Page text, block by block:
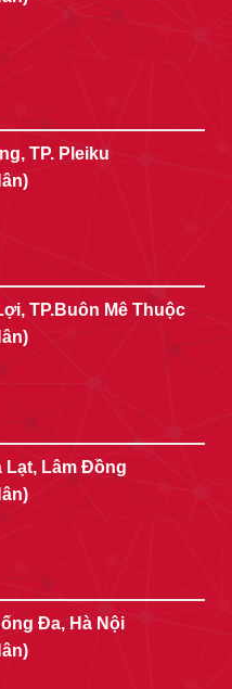
TP. Pleiku
TP.Buôn Mê Thuộc
Lạt, Lâm Đồng
Đa, Hà Nội